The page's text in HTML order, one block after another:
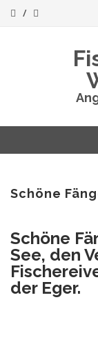
content
Schöne
Schöne
See, den
der Eger.